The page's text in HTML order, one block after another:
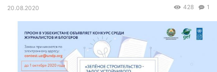
20.08.2020 1
428